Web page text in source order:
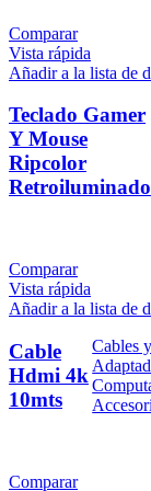
Comparar
Vista rápida
Añadir a la lista de
Teclado Gamer
Y Mouse
Ripcolor
Retroiluminado
Comparar
Vista rápida
Añadir a la lista de
Cable
Hdmi 4k
10mts
Cables y
Comparar